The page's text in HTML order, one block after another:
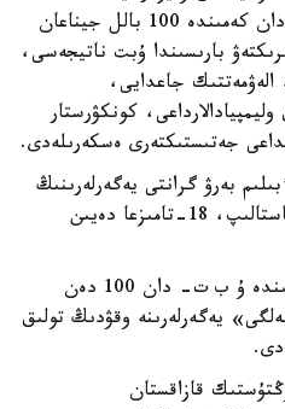
ۋنيۆەرسيتەت گرانتىنا ۇ ب ت-دان كەمىندە 100 بالل جيناعان
ىرىكتەۋ بارىسىندا ۇبت ناتيجەسى،
جاعدايى،
كونكۋرستار
جەتىستىكتەرى ەسكەرىلەدى.
بەرۋ گرانتى يەگەرلەرىنىڭ
ءتىزىمى جاريالانعان كۇننەن باستالىپ، 18-تامىزعا دەيىن
«تۇران- استانا» ۋنيۆەرسيتەتىندە ۇ ب ت- دان 100 دەن
يەگەرلەرىنە وقۋدىڭ تولىق
قازاقستان